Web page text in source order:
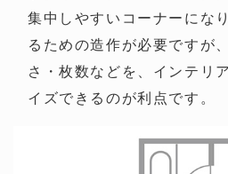
集中しやすいコーナーにな
るための造作が必要ですが
さ・枚数などを、インテリ
イズできるのが利点です。